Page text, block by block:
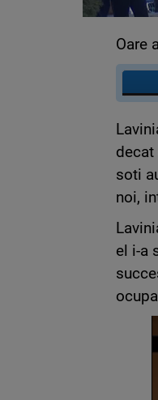
Oare
decat
soti
noi,
el i-a